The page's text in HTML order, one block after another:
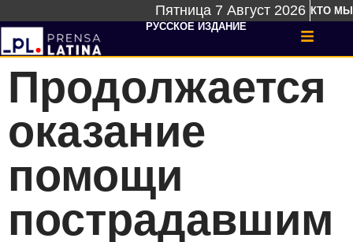
Пятница 7 Август 2026 КТО МЫ
РУССКОЕ ИЗДАНИЕ
Продолжается
оказание
помощи
пострадавшим